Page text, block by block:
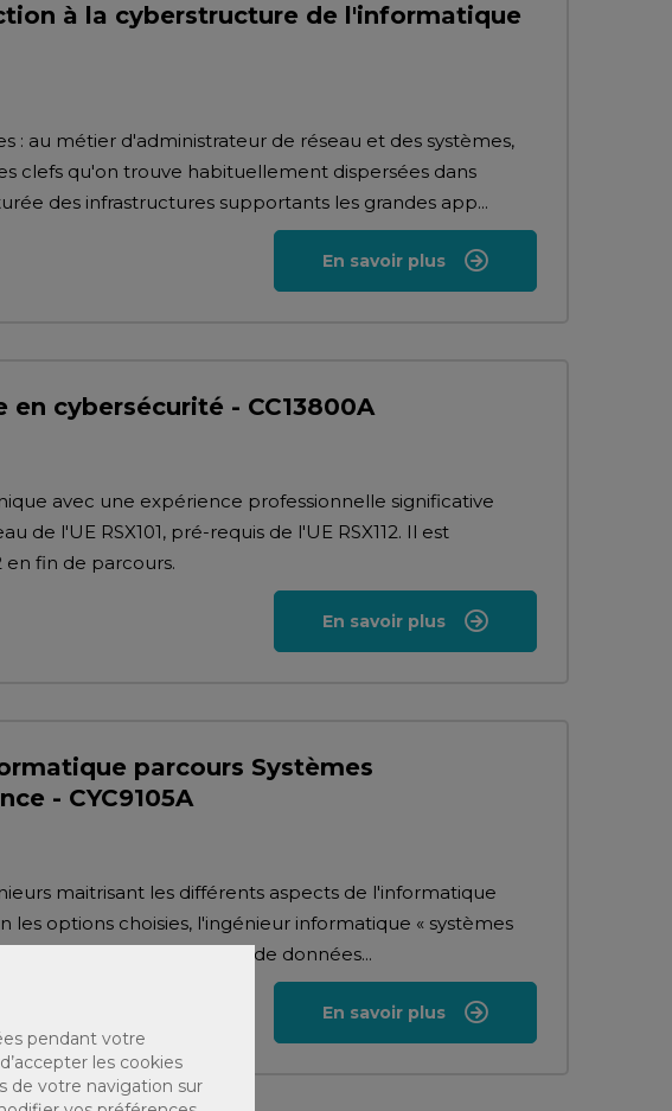
à la cyberstructure de l'informatique
: au métier d'administrateur de réseau et des systèmes,
clefs qu'on trouve habituellement dispersées dans
des infrastructures supportants les grandes app...
En savoir plus
cybersécurité - CC13800A
avec une expérience professionnelle significative
de l'UE RSX101, pré-requis de l'UE RSX112. Il est
en fin de parcours.
En savoir plus
parcours Systèmes
- CYC9105A
maitrisant les différents aspects de l'informatique
options choisies, l'ingénieur informatique « systèmes
à : Administrer les bases de données...
En savoir plus
pendant votre
les cookies
de votre navigation sur